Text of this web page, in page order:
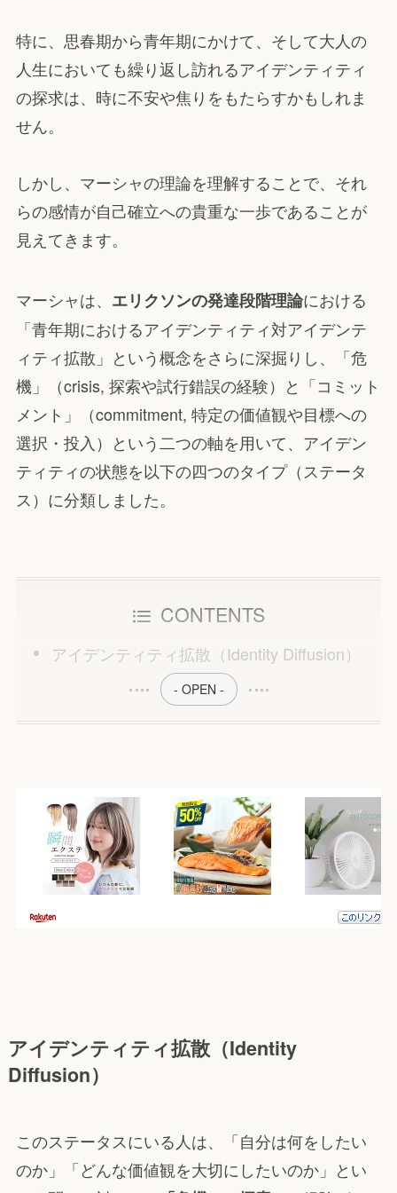
特に、思春期から青年期にかけて、そして大人の
人生においても繰り返し訪れるアイデンティティ
の探求は、時に不安や焦りをもたらすかもしれま
せん。
しかし、マーシャの理論を理解することで、それ
らの感情が自己確立への貴重な一歩であることが
見えてきます。
マーシャは、 エリクソンの発達段階理論における
「青年期におけるアイデンティティ対アイデンテ
ィティ拡散」という概念をさらに深掘りし、「危
機」（crisis, 探索や試行錯誤の経験）と「コミット
メント」（commitment, 特定の価値観や目標への
選択・投入）という二つの軸を用いて、アイデン
ティティの状態を以下の四つのタイプ（ステータ
ス）に分類しました。
CONTENTS
アイデンティティ拡散（Identity Diffusion）
- OPEN -
アイデンティティ拡散（Identity
Diffusion）
このステータスにいる人は、「自分は何をしたい
のか」「どんな価値観を大切にしたいのか」とい